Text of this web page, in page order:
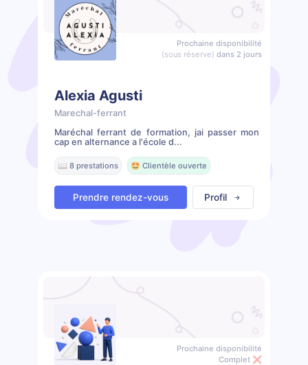
Prochaine disponibilité
(sous réserve) dans 2 jours
Alexia Agusti
Marechal-ferrant
Maréchal ferrant de formation, jai passer mon
cap en alternance a l'école d...
📖 8 prestations 🤩 Clientèle ouverte
Prendre rendez-vous Profil
Prochaine disponibilité
Complet ❌